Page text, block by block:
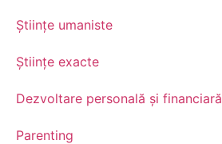
Științe umaniste
Științe exacte
Dezvoltare personală şi financiară
Parenting